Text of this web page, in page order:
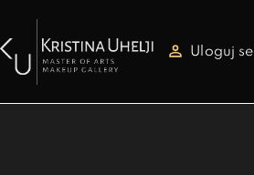
Uloguj se